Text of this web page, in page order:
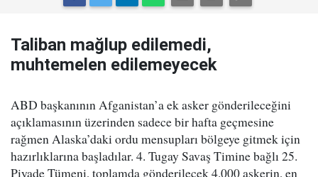
Taliban mağlup edilemedi,
muhtemelen edilemeyecek
ABD başkanının Afganistan’a ek asker gönderileceğini
açıklamasının üzerinden sadece bir hafta geçmesine
rağmen Alaska’daki ordu mensupları bölgeye gitmek için
hazırlıklarına başladılar. 4. Tugay Savaş Timine bağlı 25.
Piyade Tümeni, toplamda gönderilecek 4.000 askerin, en